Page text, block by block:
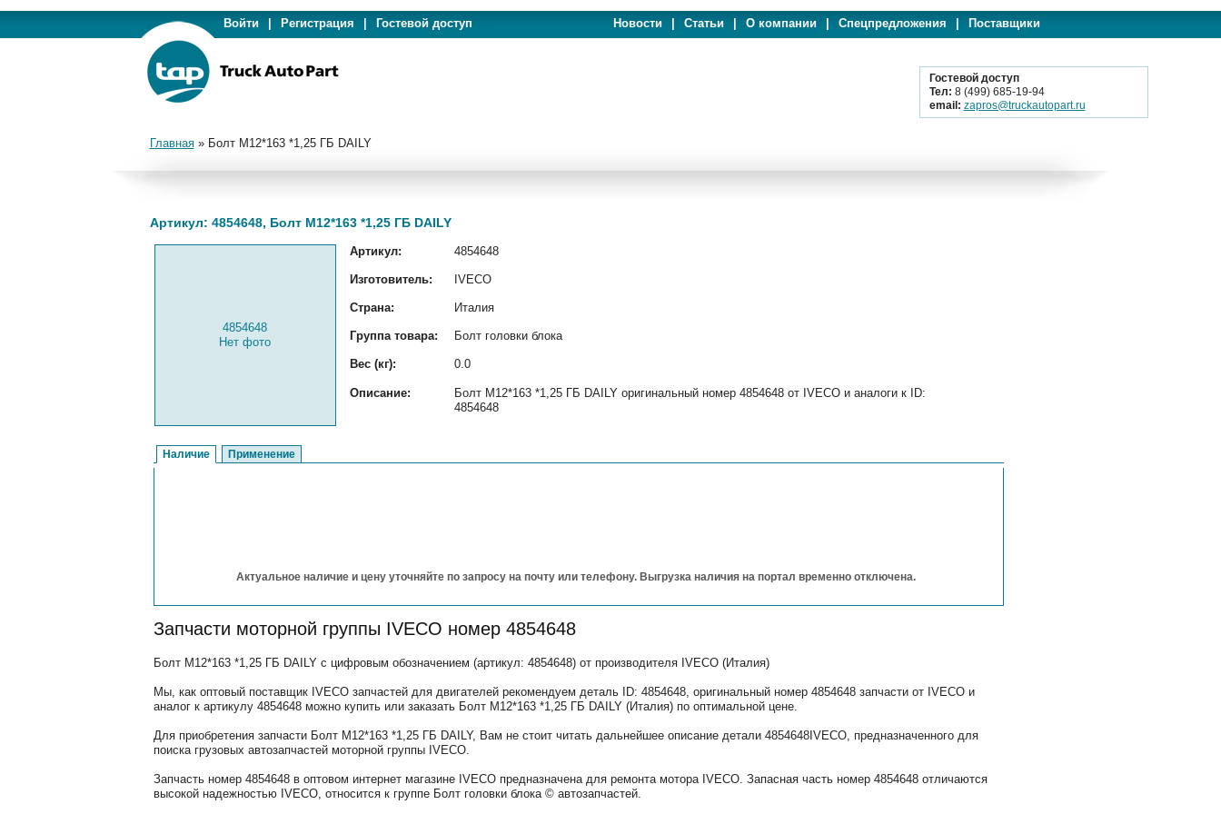
Войти Регистрация Гостевой доступ Новости Статьи О компании Спецпредложения Поставщики
Гостевой доступ
Тел: 8 (499) 685-19-94
email: zapros@truckautopart.ru
Главная» Болт М12*163 *1,25 ГБ DAILY
Артикул: 4854648, Болт М12*163 *1,25 ГБ DAILY
4854648
Нет фото
Артикул: 4854648
Изготовитель: IVECO
Страна: Италия
Группа товара: Болт головки блока
Вес (кг): 0.0
Описание:
Болт М12*163 *1,25 ГБ DAILY оригинальный номер 4854648 от IVECO и аналоги к ID:
4854648
Наличие Применение
Актуальное наличие и цену уточняйте по запросу на почту или телефону. Выгрузка наличия на портал временно отключена.
Запчасти моторной группы IVECO номер 4854648
Болт М12*163 *1,25 ГБ DAILY с цифровым обозначением (артикул: 4854648) от производителя IVECO (Италия)
Мы, как оптовый поставщик IVECO запчастей для двигателей рекомендуем деталь ID: 4854648, оригинальный номер 4854648 запчасти от IVECO и
аналог к артикулу 4854648 можно купить или заказать Болт М12*163 *1,25 ГБ DAILY (Италия) по оптимальной цене.
Для приобретения запчасти Болт М12*163 *1,25 ГБ DAILY, Вам не стоит читать дальнейшее описание детали 4854648IVECO, предназначенного для
поиска грузовых автозапчастей моторной группы IVECO.
Запчасть номер 4854648 в оптовом интернет магазине IVECO предназначена для ремонта мотора IVECO. Запасная часть номер 4854648 отличаются
высокой надежностью IVECO, относится к группе Болт головки блока © автозапчастей.